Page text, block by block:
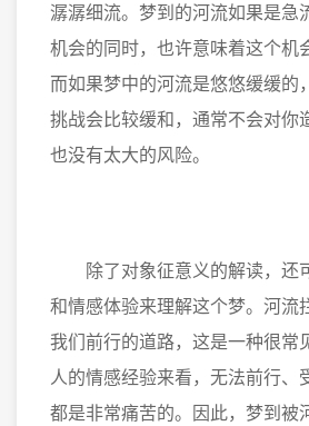
潺潺细流。梦到的河流如果是急
机会的同时，也许意味着这个机
而如果梦中的河流是悠悠缓缓的
挑战会比较缓和，通常不会对你
也没有太大的风险。
除了对象征意义的解读，还
和情感体验来理解这个梦。河流
我们前行的道路，这是一种很常
人的情感经验来看，无法前行、
都是非常痛苦的。因此，梦到被